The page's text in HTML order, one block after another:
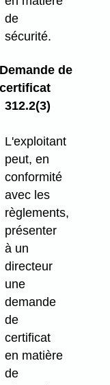
de
sécurité.
Demande de
certificat
312.2(3)
L'exploitant
peut, en
conformité
avec les
règlements,
présenter
à un
directeur
une
demande
de
certificat
en matière
de